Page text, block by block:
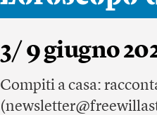
3/ 9 giugno
Compiti a casa: